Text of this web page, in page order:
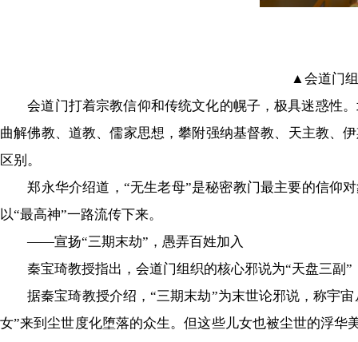
▲会道门
会道门打着宗教信仰和传统文化的幌子，极具迷惑性。
曲解佛教、道教、儒家思想，攀附强纳基督教、天主教、
区别。
郑永华介绍道，“无生老母”是秘密教门最主要的信仰对
以“最高神”一路流传下来。
——宣扬“三期末劫”，愚弄百姓加入
秦宝琦教授指出，会道门组织的核心邪说为“天盘三副”
据秦宝琦教授介绍，“三期末劫”为末世论邪说，称宇宙
女”来到尘世度化堕落的众生。但这些儿女也被尘世的浮华